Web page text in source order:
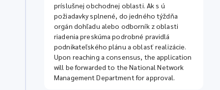
príslušnej obchodnej oblasti. Ak s ú
požiadavky splnené, do jedného týždňa
orgán dohľadu alebo odborník z oblasti
riadenia preskúma podrobné pravidlá
podnikateľského plánu a oblasť realizácie.
Upon reaching a consensus, the application
will be forwarded to the National Network
Management Department for approval.